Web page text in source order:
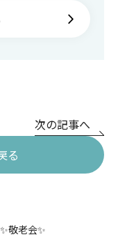
る
次の記事へ
敬老会✨